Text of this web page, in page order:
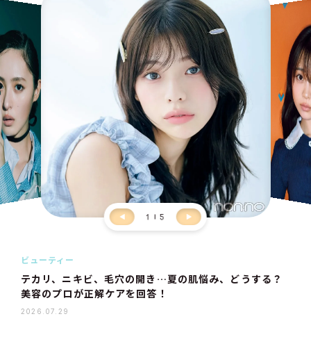
1 5
ビューティー
テカリ、ニキビ、毛穴の開き…夏の肌悩み、どうする？
美容のプロが正解ケアを回答！
2026.07.29